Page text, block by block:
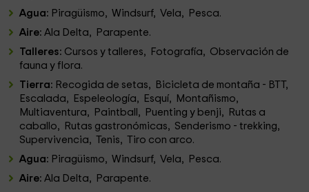
Agua: Piragüismo, Windsurf, Vela, Pesca.
Aire:Ala Delta, Parapente.
Talleres: Cursos y talleres, Fotografía, Observación de
fauna y flora.
Tierra: Recogida de setas, Bicicleta de montaña - BTT,
Escalada, Espeleología, Esquí, Montañismo,
Multiaventura, Paintball, Puenting y benji, Rutas a
caballo, Rutas gastronómicas, Senderismo - trekking,
Supervivencia, Tenis, Tiro con arco.
Agua: Piragüismo, Windsurf, Vela, Pesca.
Aire:Ala Delta, Parapente.